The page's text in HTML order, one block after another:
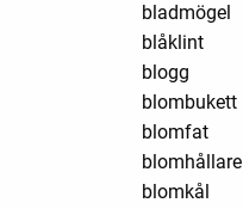
bladmögel
blåklint
blogg
blombukett
blomfat
blomhållare
blomkål